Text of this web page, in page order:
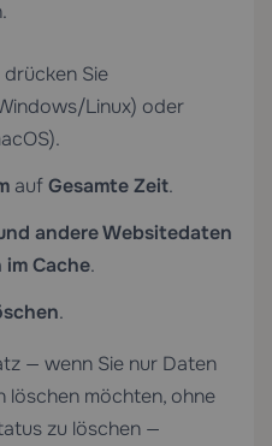
Sie
Linux) oder
aufGesamte Zeit.
andere Websitedaten
Cache.
.
— wenn Sie nur Daten
löschen möchten, ohne
zu löschen —